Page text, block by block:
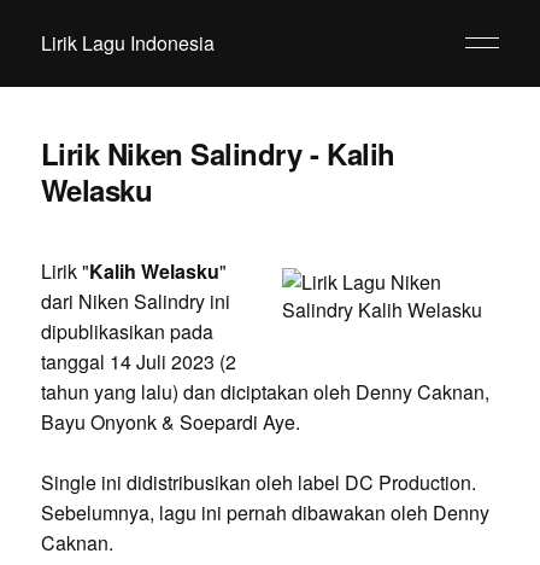
Lirik Lagu Indonesia
Lirik Niken Salindry - Kalih
Welasku
Lirik "Kalih Welasku"
dari Niken Salindry ini
dipublikasikan pada
tanggal 14 Juli 2023 (2
tahun yang lalu) dan diciptakan oleh Denny Caknan,
Bayu Onyonk & Soepardi Aye.
Single ini didistribusikan oleh label DC Production.
Sebelumnya, lagu ini pernah dibawakan oleh Denny
Caknan.